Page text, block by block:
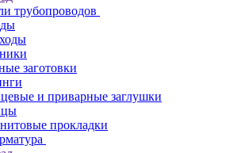
трубопроводов
заготовки
и приварные заглушки
прокладки